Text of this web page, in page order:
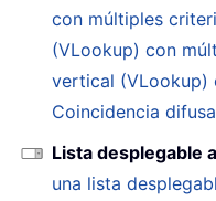
con múltiples
(VLookup) con
vertical (VLookup)
Coincidencia difusa
Lista desplegable
una lista